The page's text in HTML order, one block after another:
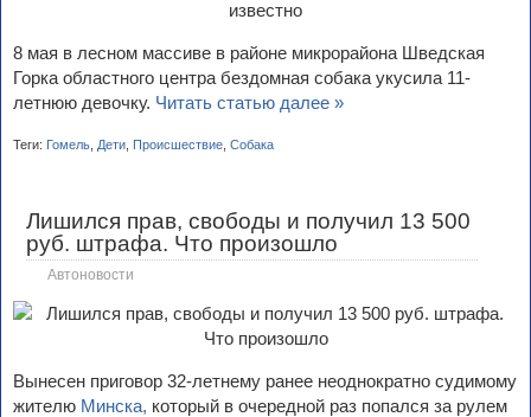
8 мая в лесном массиве в районе микрорайона Шведская
Горка областного центра бездомная собака укусила 11-
летнюю девочку. Читать статью далее »
Теги: Гомель Дети Происшествие Собака
Лишился прав, свободы и получил 13 500
руб. штрафа. Что произошло
Автоновости
Вынесен приговор 32-летнему ранее неоднократно судимому
жителю Минска, который в очередной раз попался за рулем